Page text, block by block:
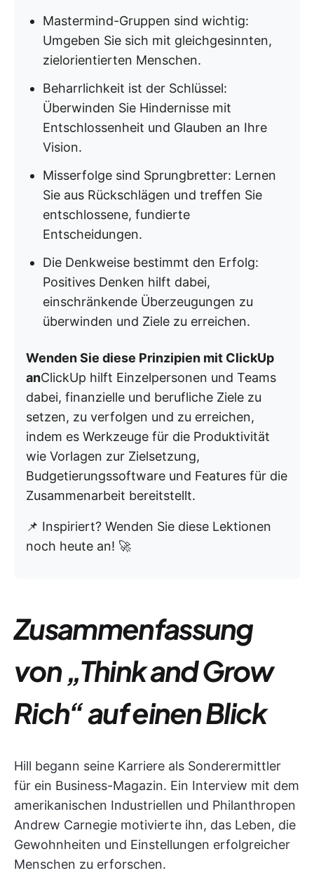
Mastermind-Gruppen sind wichtig:
Umgeben Sie sich mit gleichgesinnten,
zielorientierten Menschen.
Beharrlichkeit ist der Schlüssel:
Überwinden Sie Hindernisse mit
Entschlossenheit und Glauben an Ihre
Vision.
Misserfolge sind Sprungbretter: Lernen
Sie aus Rückschlägen und treffen Sie
entschlossene, fundierte
Entscheidungen.
Die Denkweise bestimmt den Erfolg:
Positives Denken hilft dabei,
einschränkende Überzeugungen zu
überwinden und Ziele zu erreichen.
Wenden Sie diese Prinzipien mit ClickUp
anClickUp hilft Einzelpersonen und Teams
dabei, finanzielle und berufliche Ziele zu
setzen, zu verfolgen und zu erreichen,
indem es Werkzeuge für die Produktivität
wie Vorlagen zur Zielsetzung,
Budgetierungssoftware und Features für die
Zusammenarbeit bereitstellt.
📌 Inspiriert? Wenden Sie diese Lektionen
noch heute an! 🚀
Zusammenfassung
von „Think and Grow
Rich“ auf einen Blick
Hill begann seine Karriere als Sonderermittler
für ein Business-Magazin. Ein Interview mit dem
amerikanischen Industriellen und Philanthropen
Andrew Carnegie motivierte ihn, das Leben, die
Gewohnheiten und Einstellungen erfolgreicher
Menschen zu erforschen.